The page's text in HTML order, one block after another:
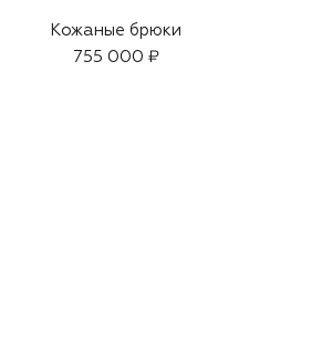
Кожаные брюки
755 000 ₽